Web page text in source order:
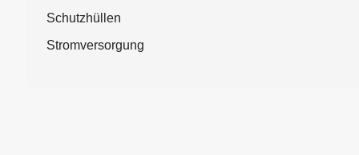
Schutzhüllen
Stromversorgung